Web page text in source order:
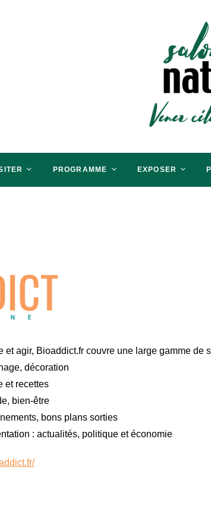
Paris
PROGRAMME EXPOSER
et agir, Bioaddict.fr couvre une large gamme de
décoration
et recettes
bien-être
bons plans sorties
: actualités, politique et économie